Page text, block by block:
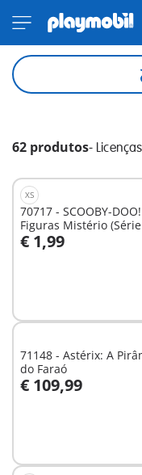
62 produtos- Licenças
XS
70717 - SCOOBY-DOO!
Figuras Mistério
€ 1,99
71148 - Astérix: A
do Faraó
€ 109,99